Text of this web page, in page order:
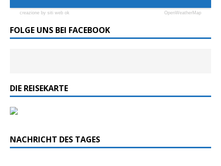
creazione by siti web ok OpenWeatherMap
FOLGE UNS BEI FACEBOOK
DIE REISEKARTE
NACHRICHT DES TAGES